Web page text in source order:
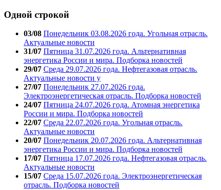
Одной строкой
03/08 Понедельник 03.08.2026 года. Угольная отрасль.
Актуальные новости
31/07 Пятница 31.07.2026 года. Альтернативная
энергетика России и мира. Подборка новостей
29/07 Среда 29.07.2026 года. Нефтегазовая отрасль.
Актуальные новости у
27/07 Понедельник 27.07.2026 года.
Электроэнергетическая отрасль. Подборка новостей
24/07 Пятница 24.07.2026 года. Атомная энергетика
России и мира. Подборка новостей
22/07 Среда 22.07.2026 года. Угольная отрасль.
Актуальные новости
20/07 Понедельник 20.07.2026 года. Альтернативная
энергетика России и мира. Подборка новостей
17/07 Пятница 17.07.2026 года. Нефтегазовая отрасль.
Актуальные новости
15/07 Среда 15.07.2026 года. Электроэнергетическая
отрасль. Подборка новостей